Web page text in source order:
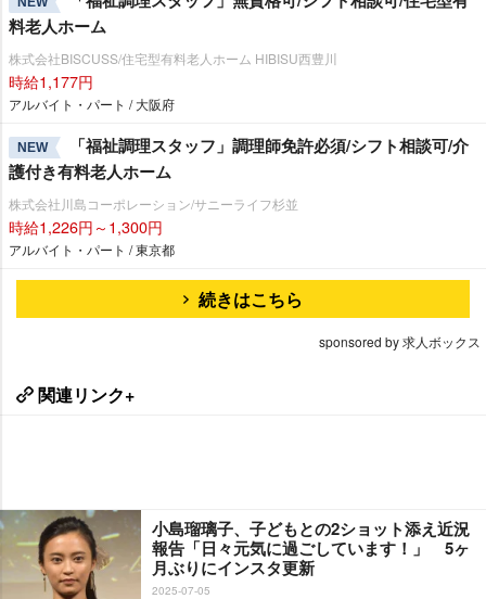
料老人ホーム
株式会社BISCUSS/住宅型有料老人ホーム HIBISU西豊川
時給1,177円
アルバイト・パート / 大阪府
NEW
「福祉調理スタッフ」調理師免許必須/シフト相談可/介
護付き有料老人ホーム
株式会社川島コーポレーション/サニーライフ杉並
時給1,226円～1,300円
アルバイト・パート / 東京都
続きはこちら
sponsored by 求人ボックス
関連リンク+
小島瑠璃子、子どもとの2ショット添え近況
報告「日々元気に過ごしています！」 5ヶ
月ぶりにインスタ更新
2025-07-05